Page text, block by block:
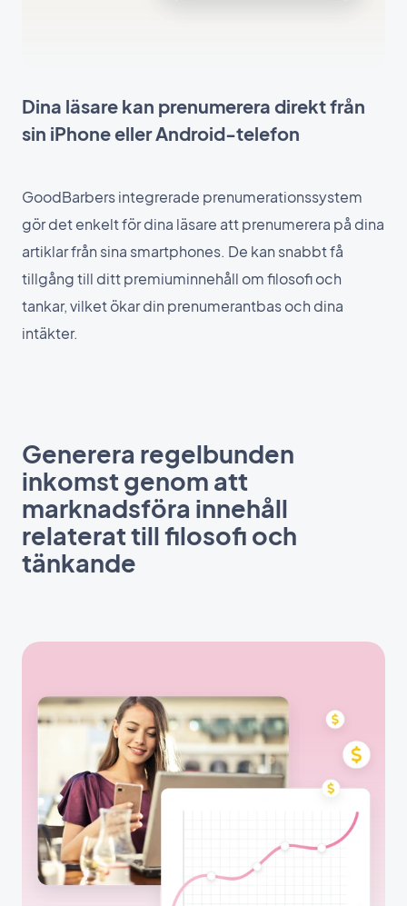
Dina läsare kan prenumerera direkt från
sin iPhone eller Android-telefon
GoodBarbers integrerade prenumerationssystem
gör det enkelt för dina läsare att prenumerera på dina
artiklar från sina smartphones. De kan snabbt få
tillgång till ditt premiuminnehåll om filosofi och
tankar, vilket ökar din prenumerantbas och dina
intäkter.
Generera regelbunden
inkomst genom att
marknadsföra innehåll
relaterat till filosofi och
tänkande